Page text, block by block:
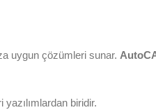
uygun çözümleri sunar.
biridir.